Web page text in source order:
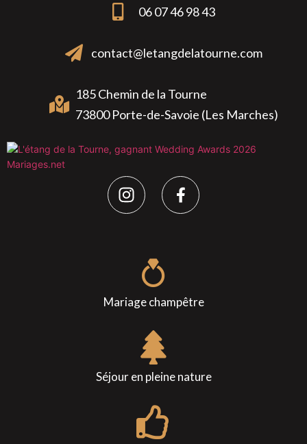
06 07 46 98 43
contact@letangdelatourne.com
185 Chemin de la Tourne
73800 Porte-de-Savoie (Les Marches)
Mariage champêtre
Séjour en pleine nature